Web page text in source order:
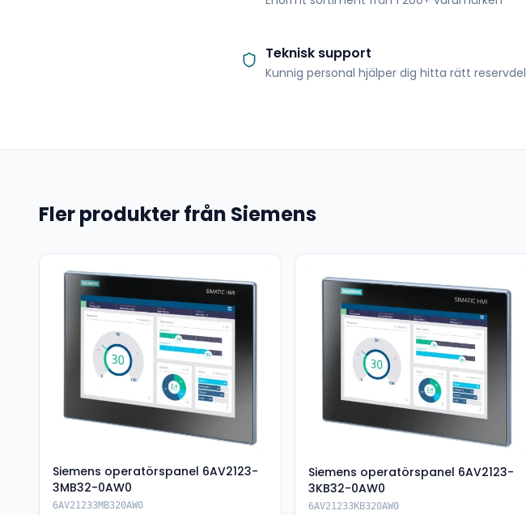
Teknisk support
Kunnig personal hjälper dig hitta rätt reservdel
Fler produkter från Siemens
Siemens operatörspanel 6AV2123-
3MB32-0AW0
6AV21233MB320AW0
Siemens operatörspanel 6AV2123-
3KB32-0AW0
6AV21233KB320AW0